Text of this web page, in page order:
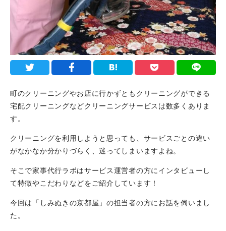
町のクリーニングやお店に行かずともクリーニングができる
宅配クリーニングなどクリーニングサービスは数多くありま
す。
クリーニングを利用しようと思っても、サービスごとの違い
がなかなか分かりづらく、迷ってしまいますよね。
そこで家事代行ラボはサービス運営者の方にインタビューし
て特徴やこだわりなどをご紹介しています！
今回は「しみぬきの京都屋」の担当者の方にお話を伺いまし
た。